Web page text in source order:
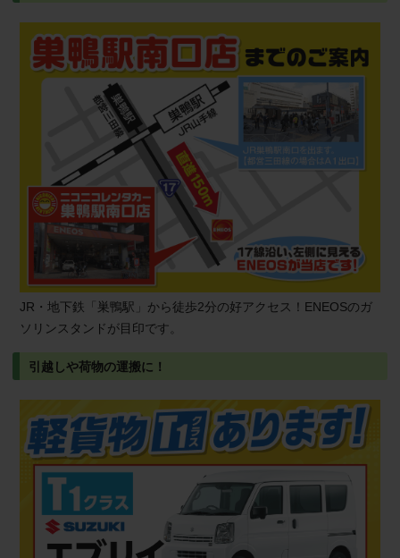
JR・地下鉄「巣鴨駅」から徒歩2分の好アクセス！ENEOSのガ
ソリンスタンドが目印です。
引越しや荷物の運搬に！